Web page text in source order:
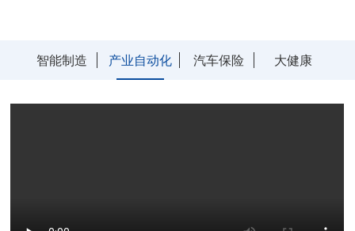
智能制造 产业自动化 汽车保险 大健康